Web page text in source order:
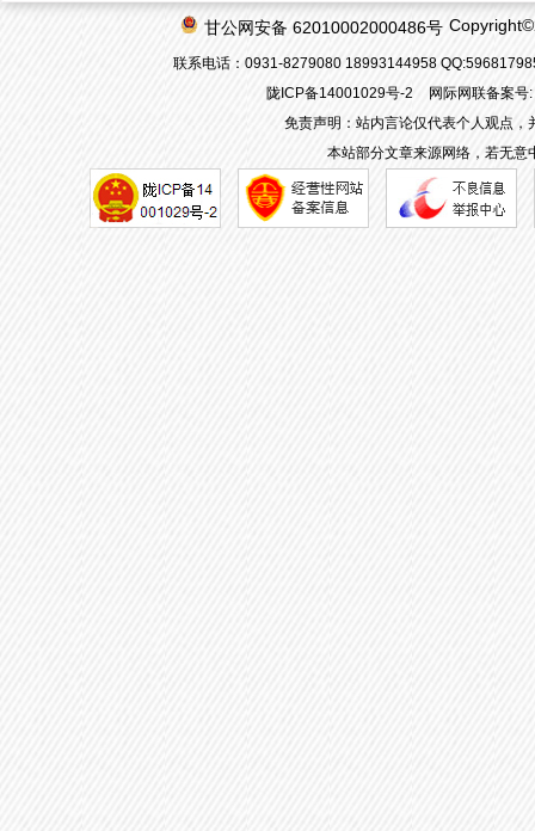
甘公网安备 62010002000486号
联系电话：0931-8279080 18993144958
陇ICP备14001029号-2
网际网联备案
免责声明：站内言论仅代表个人观点
本站部分文章来源网络，若无意